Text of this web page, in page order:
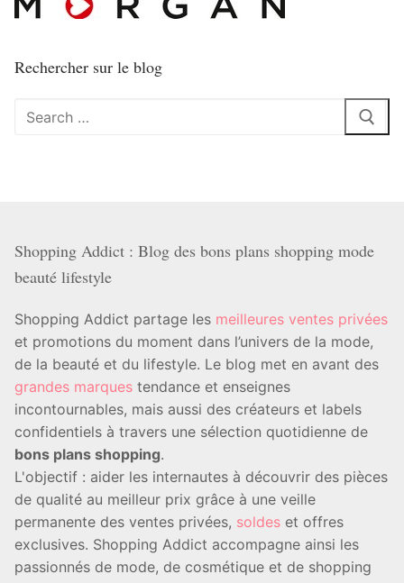
Rechercher sur le blog
Rechercher
Shopping Addict : Blog des bons plans shopping mode
beauté lifestyle
Shopping Addict partage les meilleures ventes privées
et promotions du moment dans l’univers de la mode,
de la beauté et du lifestyle. Le blog met en avant des
grandes marques tendance et enseignes
incontournables, mais aussi des créateurs et labels
confidentiels à travers une sélection quotidienne de
bons plans shopping.
L'objectif : aider les internautes à découvrir des pièces
de qualité au meilleur prix grâce à une veille
permanente des ventes privées, soldes et offres
exclusives. Shopping Addict accompagne ainsi les
passionnés de mode, de cosmétique et de shopping